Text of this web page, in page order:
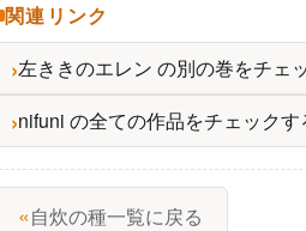
関連リンク
左ききのエレン の別の巻をチェ
nifuni の全ての作品をチェックす
«自炊の種一覧に戻る